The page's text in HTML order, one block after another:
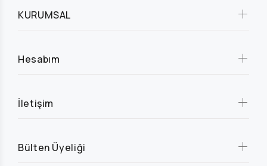
KURUMSAL
Hesabım
İletişim
Bülten Üyeliği